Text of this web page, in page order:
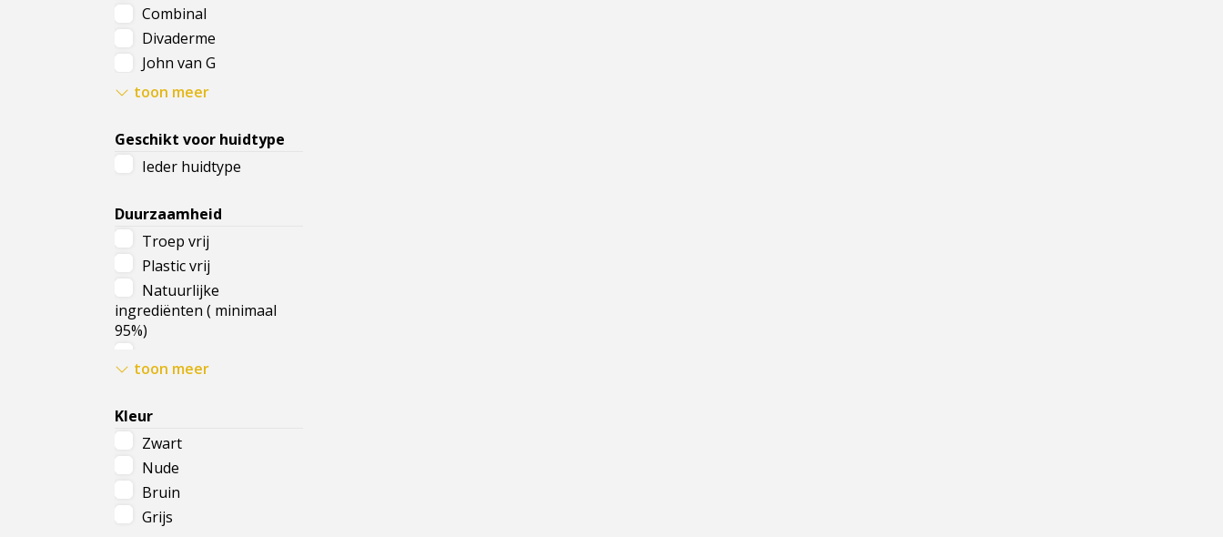
Combinal
Divaderme
John van G
Pupa
up
toon meer
Geschikt voor huidtype
Ieder huidtype
Duurzaamheid
Troep vrij
Plastic vrij
Natuurlijke
ingrediënten ( minimaal
95%)
Vrij van parabenen &
Parfum vrij
toon meer
Kleur
Zwart
Nude
Bruin
Grijs